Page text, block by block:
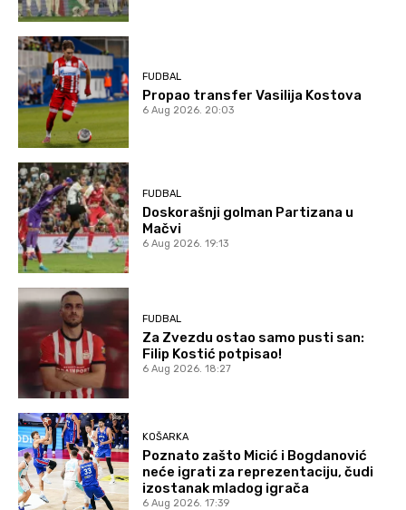
FUDBAL
Propao transfer Vasilija Kostova
6 Aug 2026. 20:03
FUDBAL
Doskorašnji golman Partizana u
Mačvi
6 Aug 2026. 19:13
FUDBAL
Za Zvezdu ostao samo pusti san:
Filip Kostić potpisao!
6 Aug 2026. 18:27
KOŠARKA
Poznato zašto Micić i Bogdanović
neće igrati za reprezentaciju, čudi
izostanak mladog igrača
6 Aug 2026. 17:39